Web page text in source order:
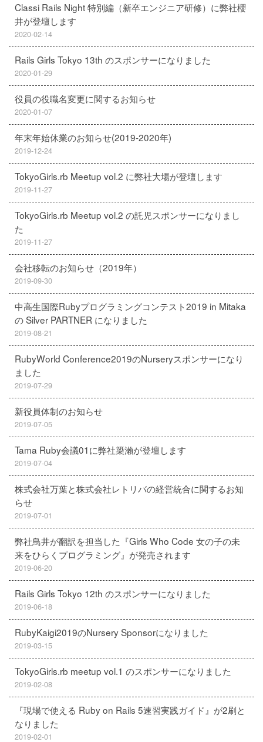
Classi Rails Night 特別編（新卒エンジニア研修）に弊社櫻
井が登壇します
2020-02-14
Rails Girls Tokyo 13th のスポンサーになりました
2020-01-29
役員の役職名変更に関するお知らせ
2020-01-07
年末年始休業のお知らせ(2019-2020年)
2019-12-24
TokyoGirls.rb Meetup vol.2 に弊社大場が登壇します
2019-11-27
TokyoGirls.rb Meetup vol.2 の託児スポンサーになりまし
た
2019-11-27
会社移転のお知らせ（2019年）
2019-09-30
中高生国際Rubyプログラミングコンテスト2019 in Mitaka
の Silver PARTNER になりました
2019-08-21
RubyWorld Conference2019のNurseryスポンサーになり
ました
2019-07-29
新役員体制のお知らせ
2019-07-05
Tama Ruby会議01に弊社簗瀨が登壇します
2019-07-04
株式会社万葉と株式会社レトリバの経営統合に関するお知
らせ
2019-07-01
弊社鳥井が翻訳を担当した『Girls Who Code 女の子の未
来をひらくプログラミング』が発売されます
2019-06-20
Rails Girls Tokyo 12th のスポンサーになりました
2019-06-18
RubyKaigi2019のNursery Sponsorになりました
2019-03-15
TokyoGirls.rb meetup vol.1 のスポンサーになりました
2019-02-08
『現場で使える Ruby on Rails 5速習実践ガイド』が2刷と
なりました
2019-02-01